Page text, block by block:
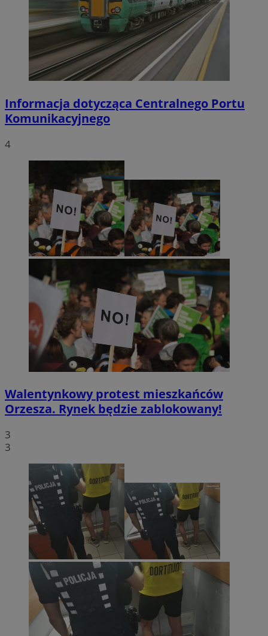
Informacja dotycząca Centralnego Portu
Komunikacyjnego
4
Walentynkowy protest mieszkańców
Orzesza. Rynek będzie zablokowany!
3
3